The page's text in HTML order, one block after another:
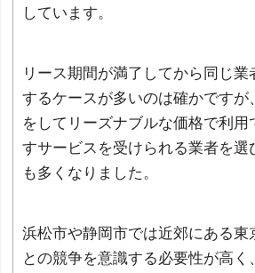
しています。
リース期間が満了してから同じ
するケースが多いのは確かですが
をしてリーズナブルな価格で利用
すサービスを受けられる業者を選
も多くなりました。
浜松市や静岡市では近郊にある東
との競争を意識する必要性が高く